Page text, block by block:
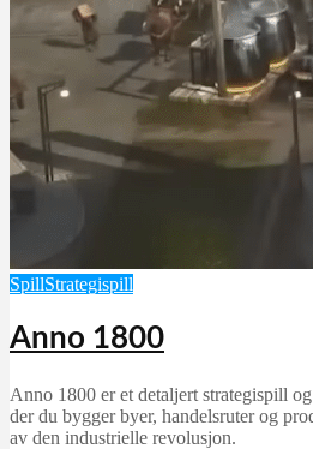
SpillStrategispill
Anno 1800
Anno 1800 er et detaljert strategispill
der du bygger byer, handelsruter og
av den industrielle revolusjon.